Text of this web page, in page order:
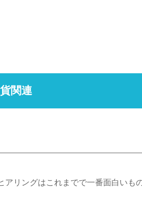
関連
アリングはこれまでで一番面白いも